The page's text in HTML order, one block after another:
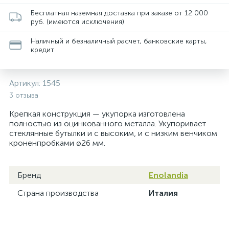
Бесплатная наземная доставка при заказе от 12 000
руб. (имеются исключения)
Наличный и безналичный расчет, банковские карты,
кредит
Артикул: 1545
3 отзыва
Крепкая конструкция — укупорка изготовлена
полностью из оцинкованного металла. Укупоривает
стеклянные бутылки и с высоким, и с низким венчиком
кроненпробками ø26 мм.
Бренд
Enolandia
Страна производства
Италия